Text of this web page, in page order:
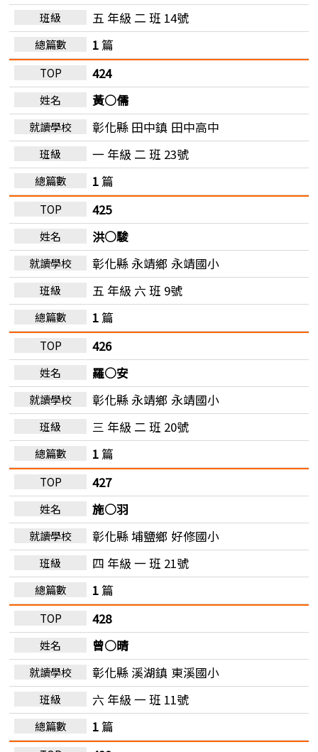
五 年級 二 班 14號
1 篇
424
黃○儒
彰化縣 田中鎮 田中高中
一 年級 二 班 23號
1 篇
425
洪○駿
彰化縣 永靖鄉 永靖國小
五 年級 六 班 9號
1 篇
426
羅○安
彰化縣 永靖鄉 永靖國小
三 年級 二 班 20號
1 篇
427
施○羽
彰化縣 埔鹽鄉 好修國小
四 年級 一 班 21號
1 篇
428
曾○晴
彰化縣 溪湖鎮 東溪國小
六 年級 一 班 11號
1 篇